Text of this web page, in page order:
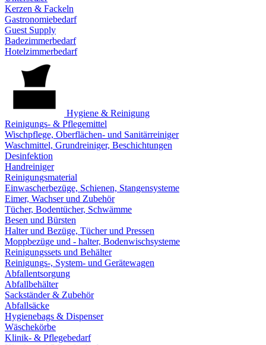
Kerzen & Fackeln
Gastronomiebedarf
Guest Supply
Badezimmerbedarf
Hotelzimmerbedarf
Hygiene & Reinigung
Reinigungs- & Pflegemittel
Wischpflege, Oberflächen- und Sanitärreiniger
Waschmittel, Grundreiniger, Beschichtungen
Desinfektion
Handreiniger
Reinigungsmaterial
Einwascherbezüge, Schienen, Stangensysteme
Eimer, Wachser und Zubehör
Tücher, Bodentücher, Schwämme
Besen und Bürsten
Halter und Bezüge, Tücher und Pressen
Moppbezüge und - halter, Bodenwischsysteme
Reinigungssets und Behälter
Reinigungs-, System- und Gerätewagen
Abfallentsorgung
Abfallbehälter
Sackständer & Zubehör
Abfallsäcke
Hygienebags & Dispenser
Wäschekörbe
Klinik- & Pflegebedarf